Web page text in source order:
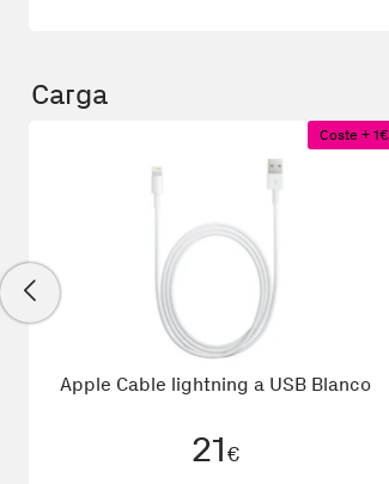
Carga
Coste + 1€
Apple Cable lightning a USB Blanco
21€